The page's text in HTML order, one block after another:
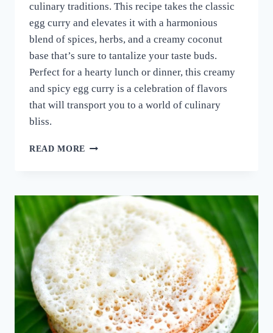
culinary traditions. This recipe takes the classic
egg curry and elevates it with a harmonious
blend of spices, herbs, and a creamy coconut
base that’s sure to tantalize your taste buds.
Perfect for a hearty lunch or dinner, this creamy
and spicy egg curry is a celebration of flavors
that will transport you to a world of culinary
bliss.
READ MORE നാവിൽ
ഈ
ചേരുവ
കൂടി
ചേർത്ത്
മുട്ട
കറി
ഉണ്ടാക്കി
നോക്കൂ;
10
മിനുട്ടിൽ
മുട്ട